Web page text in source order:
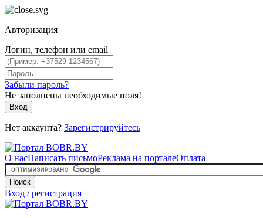
Авторизация
Логин, телефон или email
Забыли пароль?
Не заполнены необходимые поля!
Вход
Нет аккаунта? Зарегистрируйтесь
О насНаписать письмоРеклама на порталеОплата
Поиск
Вход / регистрация